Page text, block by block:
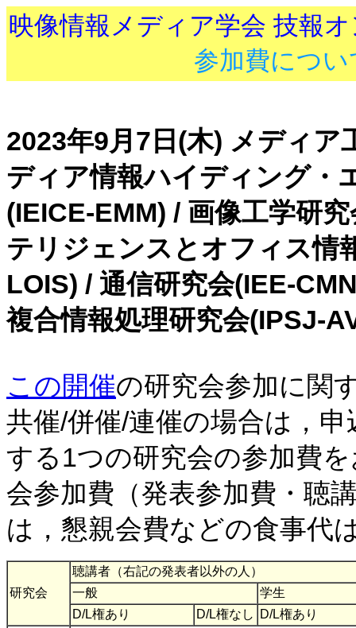
映像情報メディア学会 技報
参加費につい
2023年9月7日(木) メディア
ディア情報ハイディング・
(IEICE-EMM) / 画像工学研
テリジェンスとオフィス情
LOIS) / 通信研究会(IEE-
複合情報処理研究会(IPSJ-
この開催の研究会参加に関
共催/併催/連催の場合は，
する1つの研究会の参加費
会参加費（発表参加費・聴
は，懇親会費などの食事代
研究会
聴講者（右記の発表者以外の人）
一般
学生
D/L権あり
D/L権なし D/L権あり